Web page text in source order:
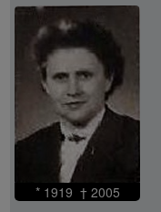
* 1919 † 2005